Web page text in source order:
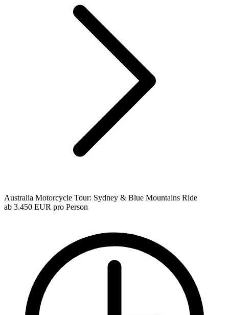
Australia Motorcycle Tour: Sydney & Blue Mountains Ride
ab 3.450 EUR pro Person